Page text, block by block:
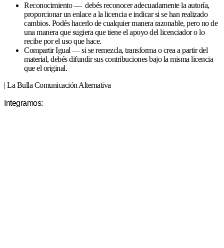
Reconocimiento — debés reconocer adecuadamente la autoría,
proporcionar un enlace a la licencia e indicar si se han realizado
cambios. Podés hacerlo de cualquier manera razonable, pero no de
una manera que sugiera que tiene el apoyo del licenciador o lo
recibe por el uso que hace.
Compartir Igual — si se remezcla, transforma o crea a partir del
material, debés difundir sus contribuciones bajo la misma licencia
que el original.
| La Bulla Comunicación Alternativa
Integramos: